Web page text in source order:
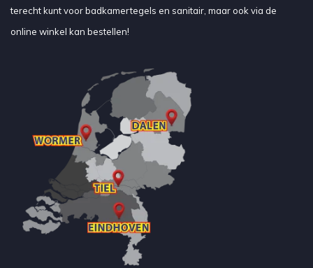
terecht kunt voor badkamertegels en sanitair, maar ook via de
online winkel kan bestellen!